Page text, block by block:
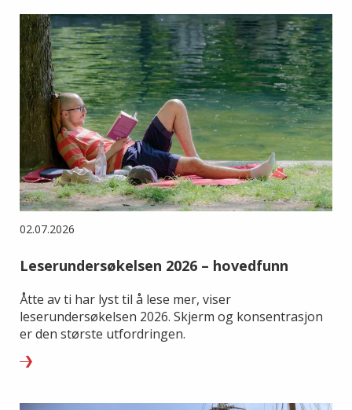
02.07.2026
Leserundersøkelsen 2026 – hovedfunn
Åtte av ti har lyst til å lese mer, viser
leserundersøkelsen 2026. Skjerm og konsentrasjon
er den største utfordringen.